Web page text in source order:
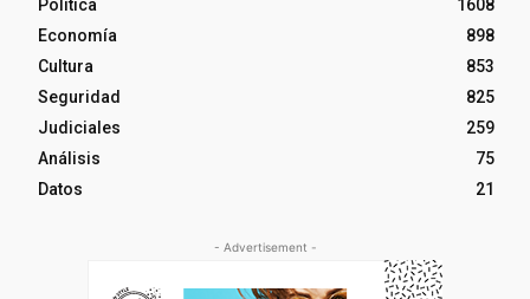
Política
1608
Economía
898
Cultura
853
Seguridad
825
Judiciales
259
Análisis
75
Datos
21
- Advertisement -